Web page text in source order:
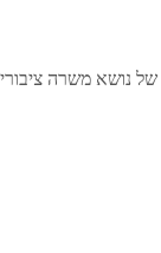
של נושא משרה